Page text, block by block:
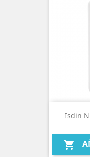
Isdin
